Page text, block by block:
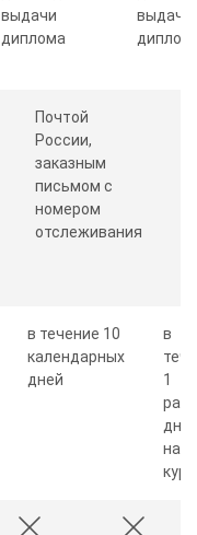
выдачи
диплома
выдачи
Почтой
России,
заказным
письмом с
номером
отслеживания
в течение 10
календарных
дней
в
1
дня